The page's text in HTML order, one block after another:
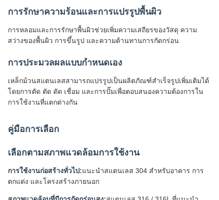
การรักษาความร้อนและการแปรรูปพื้นผิว
การหลอมและการรักษาพื้นผิวช่วยเพิ่มความเสถียรของวัสดุ ความ
สว่างของพื้นผิว การขึ้นรูป และความต้านทานการกัดกร่อน
การประมวลผลแบบกำหนดเอง
เหล็กม้วนสแตนเลสสามารถแปรรูปเป็นผลิตภัณฑ์สำเร็จรูปเพิ่มเติมได้
โดยการตัด ตัด ดัด เชื่อม และการปั๊มเพื่อตอบสนองความต้องการใน
การใช้งานที่แตกต่างกัน
คู่มือการเลือก
เลือกตามสภาพแวดล้อมการใช้งาน
การใช้งานก่อสร้างทั่วไป:แนะนำสแตนเลส 304 สำหรับอาคาร การ
ตกแต่ง และโครงสร้างภายนอก